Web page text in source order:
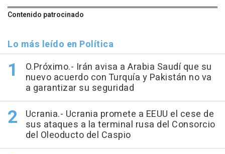
Contenido patrocinado
Lo más leído en Política
O.Próximo.- Irán avisa a Arabia Saudí que su
nuevo acuerdo con Turquía y Pakistán no va
a garantizar su seguridad
Ucrania.- Ucrania promete a EEUU el cese de
sus ataques a la terminal rusa del Consorcio
del Oleoducto del Caspio